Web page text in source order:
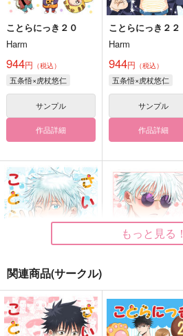
ことらにっき２０
Harm
944円 （税込）
五条悟×虎杖悠仁
サンプル
作品詳細
ことらにっき２２
Harm
944円 （税込）
五条悟×虎杖悠仁
サンプル
作品詳細
さいろく ことらにっ
き２
はつこい
Harm
もっと見る！
関連商品(サークル)